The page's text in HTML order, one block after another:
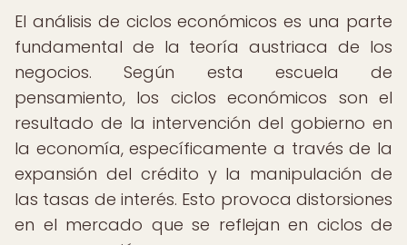
El análisis de ciclos económicos es una parte
fundamental de la teoría austriaca de los
negocios. Según esta escuela de
pensamiento, los ciclos económicos son el
resultado de la intervención del gobierno en
la economía, específicamente a través de la
expansión del crédito y la manipulación de
las tasas de interés. Esto provoca distorsiones
en el mercado que se reflejan en ciclos de